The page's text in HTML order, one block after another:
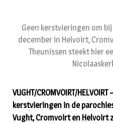
Geen kerstvieringen om
december in Helvoirt,
Theunissen steekt hier
VUGHT/CROMVOIRT/
kerstvieringen in de
Vught, Cromvoirt en Helvoirt